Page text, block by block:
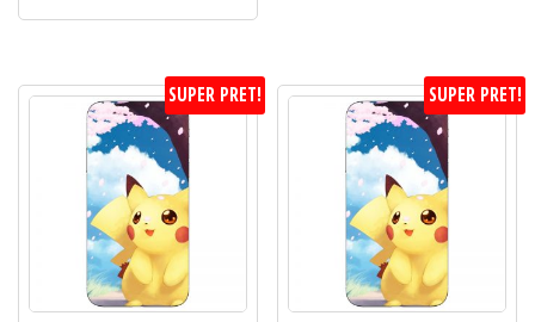
SUPER PRET! SUPER PRET!